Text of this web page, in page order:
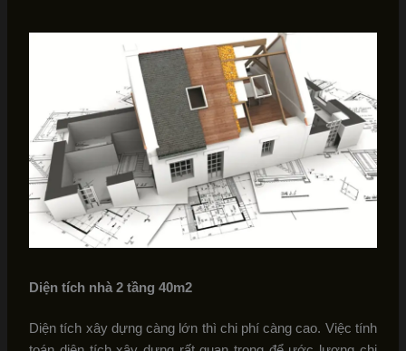
Diện tích nhà 2 tầng 40m2
Diện tích xây dựng càng lớn thì chi phí càng cao. Việc tính